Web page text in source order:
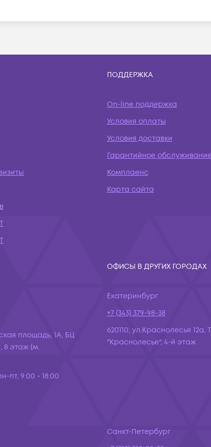
ПОДДЕРЖКА
On-line поддержка
Условия оплаты
Условия доставки
Гарантийное
Комплаенс
Карта сайта
площадь, 1А, БЦ
8 этаж (м.
пт, 9:00 - 18:00
ОФИСЫ В ДРУГИХ ГОРОДАХ
Екатеринбург
+7 (343) 379-98-38
620110, ул.Краснолесья 12а,
"Краснолесье", 4-й этаж
Санкт-Петербург